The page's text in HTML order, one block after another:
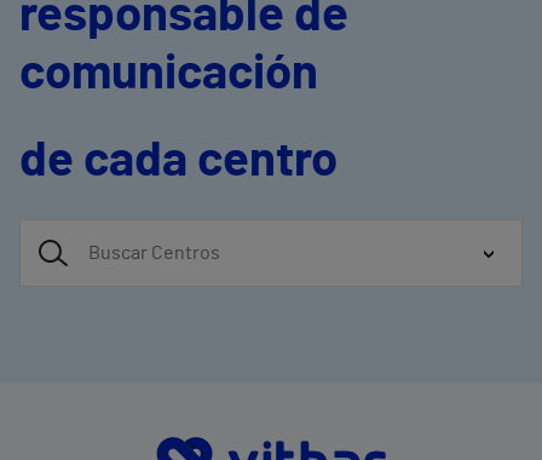
responsable de
comunicación
de cada centro